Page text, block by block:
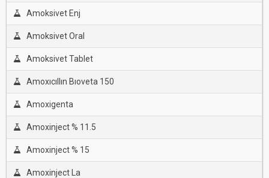
Amoksivet Enj
Amoksivet Oral
Amoksivet Tablet
Amoxıcıllın Bıoveta 150
Amoxigenta
Amoxinject % 11.5
Amoxinject % 15
Amoxinject La